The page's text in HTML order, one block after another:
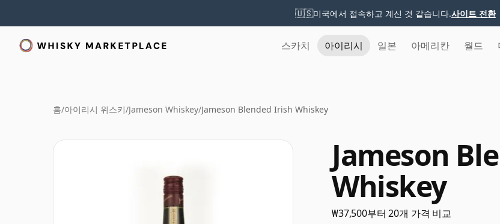
🇺🇸미국에서 접속하고 계신 것 같습니다.사이트 전환
스카치 아이리시 일본 아메리칸 월드
홈/아이리시 위스키/Jameson Whiskey/Jameson Blended Irish Whiskey
Jameson
Whiskey
₩37,500부터 20개 가격 비교